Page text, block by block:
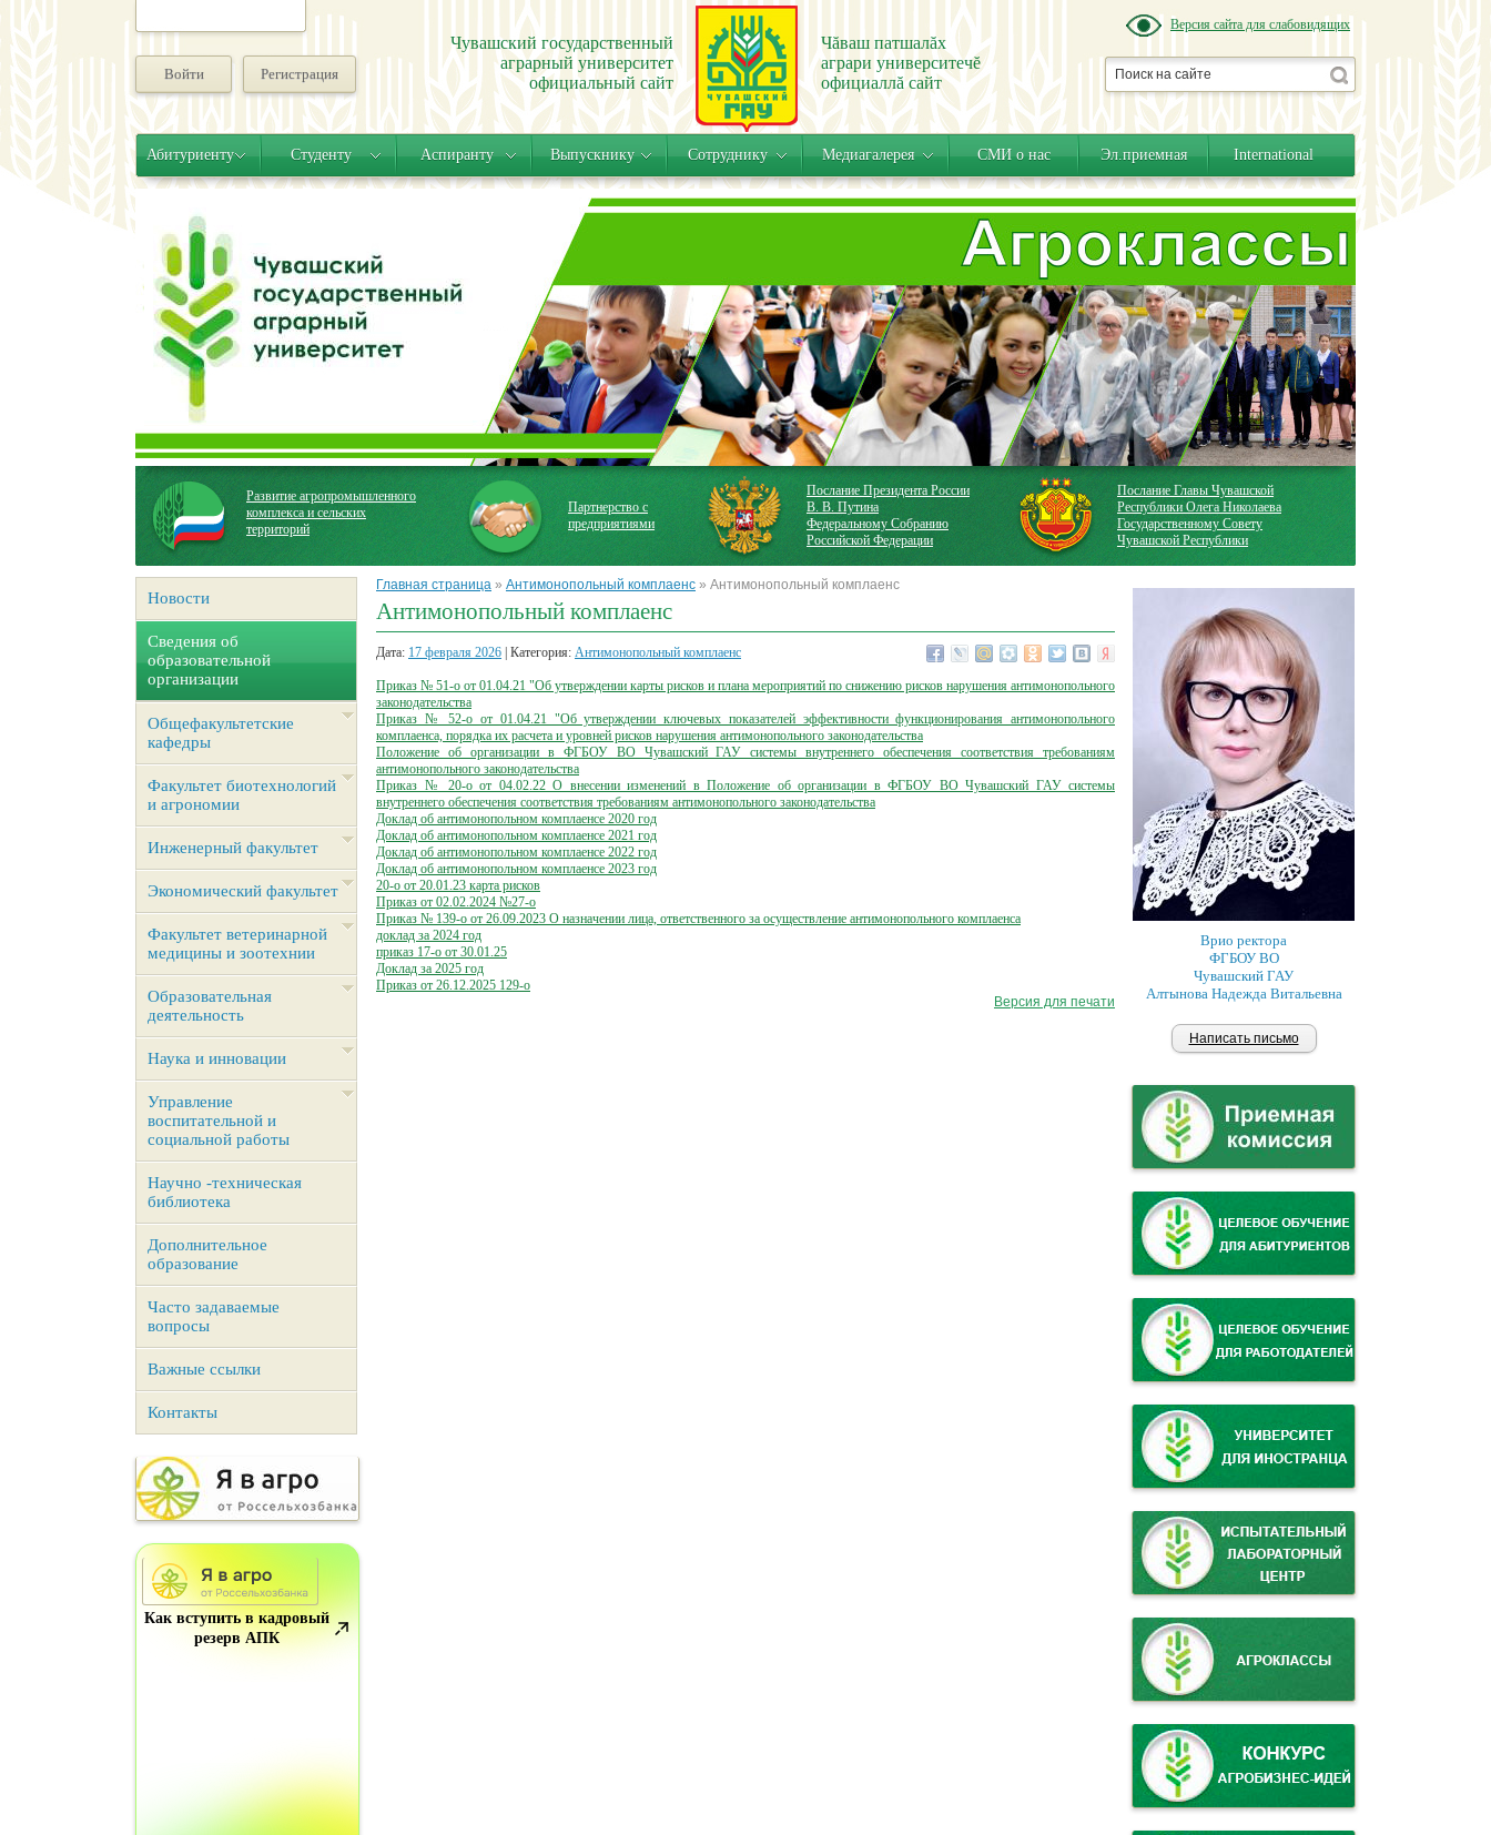
Войти Регистрация
Чувашский государственный
аграрный университет
официальный сайт
Чăваш патшалăх
аграри университечĕ
официаллă сайт
Версия сайта для слабовидящих
Абитуриенту Студенту Аспиранту Выпускнику Сотруднику Медиагалерея СМИ о нас Эл.приемная International
Развитие агропромышленного
комплекса и сельских
территорий
Партнерство с
предприятиями
Послание Президента России
В. В. Путина
Федеральному Собранию
Российской Федерации
Послание Главы Чувашской
Республики Олега Николаева
Государственному Совету
Чувашской Республики
Новости
Сведения об
образовательной
организации
Общефакультетские
кафедры
Факультет биотехнологий
и агрономии
Инженерный факультет
Экономический факультет
Факультет ветеринарной
медицины и зоотехнии
Образовательная
деятельность
Наука и инновации
Управление
воспитательной и
социальной работы
Научно -техническая
библиотека
Дополнительное
образование
Часто задаваемые
вопросы
Важные ссылки
Контакты
Как вступить в кадровый
резерв АПК
Главная страница » Антимонопольный комплаенс » Антимонопольный комплаенс
Антимонопольный комплаенс
Дата: 17 февраля 2026 | Категория: Антимонопольный комплаенс
Приказ № 51-о от 01.04.21 "Об утверждении карты рисков и плана мероприятий по снижению рисков нарушения антимонопольного
законодательства
Приказ № 52-о от 01.04.21 "Об утверждении ключевых показателей эффективности функционирования антимонопольного
комплаенса, порядка их расчета и уровней рисков нарушения антимонопольного законодательства
Положение об организации в ФГБОУ ВО Чувашский ГАУ системы внутреннего обеспечения соответствия требованиям
антимонопольного законодательства
Приказ № 20-о от 04.02.22 О внесении изменений в Положение об организации в ФГБОУ ВО Чувашский ГАУ системы
внутреннего обеспечения соответствия требованиям антимонопольного законодательства
Доклад об антимонопольном комплаенсе 2020 год
Доклад об антимонопольном комплаенсе 2021 год
Доклад об антимонопольном комплаенсе 2022 год
Доклад об антимонопольном комплаенсе 2023 год
20-о от 20.01.23 карта рисков
Приказ от 02.02.2024 №27-о
Приказ № 139-о от 26.09.2023 О назначении лица, ответственного за осуществление антимонопольного комплаенса
доклад за 2024 год
приказ 17-о от 30.01.25
Доклад за 2025 год
Приказ от 26.12.2025 129-о
Версия для печати
Врио ректора
ФГБОУ ВО
Чувашский ГАУ
Алтынова Надежда Витальевна
Написать письмо